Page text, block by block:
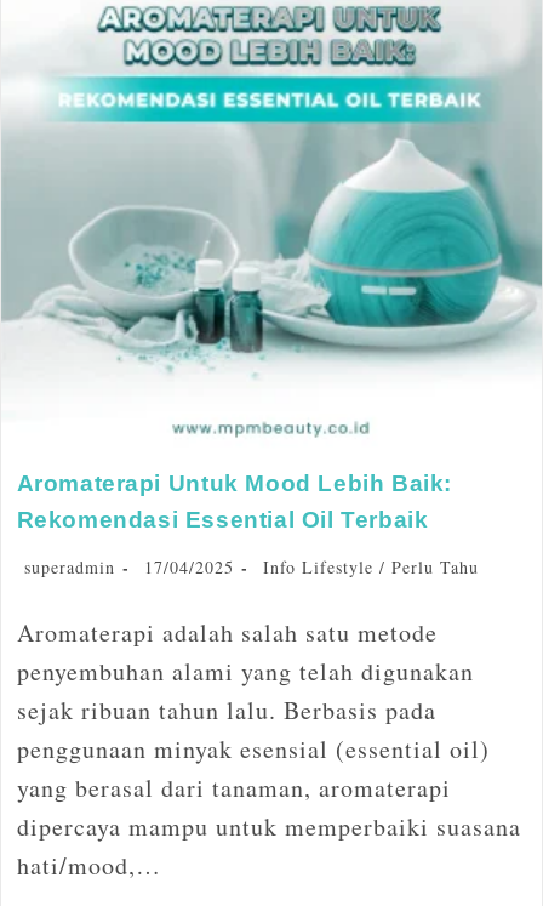
Aromaterapi Untuk Mood Lebih Baik:
Rekomendasi Essential Oil Terbaik
superadmin 17/04/2025 Info Lifestyle / Perlu Tahu
Aromaterapi adalah salah satu metode
penyembuhan alami yang telah digunakan
sejak ribuan tahun lalu. Berbasis pada
penggunaan minyak esensial (essential oil)
yang berasal dari tanaman, aromaterapi
dipercaya mampu untuk memperbaiki suasana
hati/mood,…